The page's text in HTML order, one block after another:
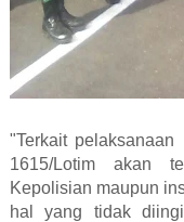
"Terkait
1615/Lotim akan
Kepolisian maupun
hal yang tidak